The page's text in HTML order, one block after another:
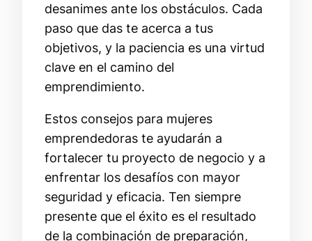
desanimes ante los obstáculos. Cada
paso que das te acerca a tus
objetivos, y la paciencia es una virtud
clave en el camino del
emprendimiento.
Estos consejos para mujeres
emprendedoras te ayudarán a
fortalecer tu proyecto de negocio y a
enfrentar los desafíos con mayor
seguridad y eficacia. Ten siempre
presente que el éxito es el resultado
de la combinación de preparación,